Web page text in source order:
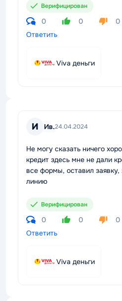
Верифицирован
0 0
0
Ответить
Viva деньги
И Ив.24.04.2024
Не могу сказать ничего
кредит здесь мне не дали
все формы, оставил заявку,
линию
Верифицирован
0 0
0
Ответить
Viva деньги